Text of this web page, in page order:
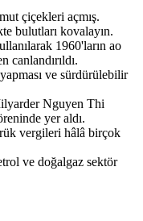
çiçekleri açmış.
bulutları kovalayın.
1960'ların ao
canlandırıldı.
ve sürdürülebilir
Nguyen Thi
yer aldı.
vergileri hâlâ birçok
ve doğalgaz sektör